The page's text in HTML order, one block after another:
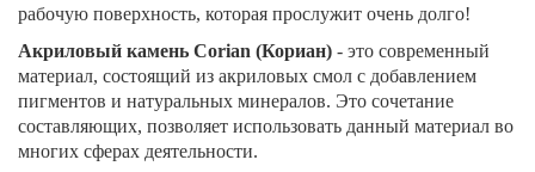
рабочую поверхность, которая прослужит очень долго!
Акриловый камень Corian (Кориан) - это современный
материал, состоящий из акриловых смол с добавлением
пигментов и натуральных минералов. Это сочетание
составляющих, позволяет использовать данный материал во
многих сферах деятельности.